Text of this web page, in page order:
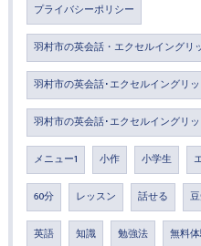
プライバシーポリシー
羽村市の英会話・エクセルイングリ
羽村市の英会話･エクセルイングリ
羽村市の英会話･エクセルイングリ
メニュー1 小作 小学生
60分 レッスン 話せる
英語 知識 勉強法 無料